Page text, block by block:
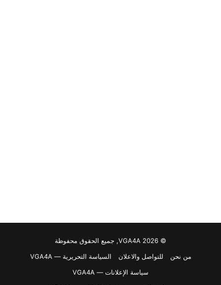
© VGA4A 2026, جميع الحقوق محفوظة
من نحن
للتواصل والاعلان
السياسة التحريرية — VGA4A
سياسة الإعلانات — VGA4A